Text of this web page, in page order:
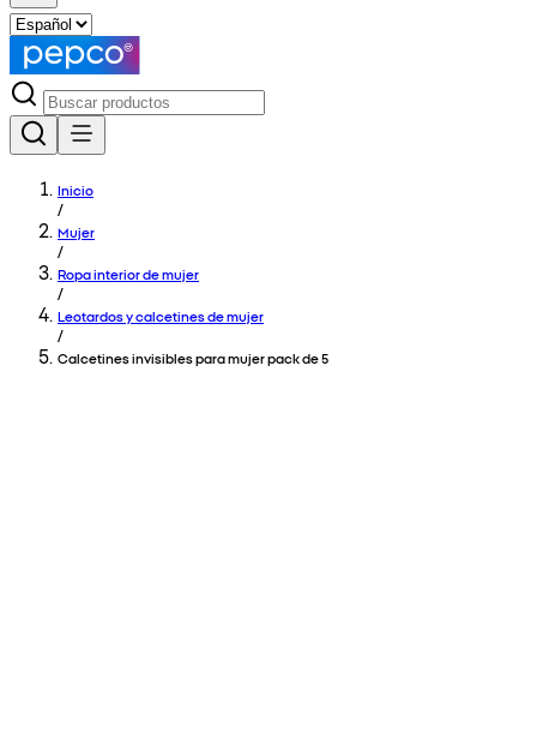
Inicio
/
Mujer
/
Ropa interior de mujer
/
Leotardos y calcetines de mujer
/
Calcetines invisibles para mujer pack de 5